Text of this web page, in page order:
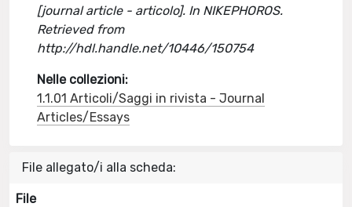
[journal article - articolo]. In NIKEPHOROS.
Retrieved from
http://hdl.handle.net/10446/150754
Nelle collezioni:
1.1.01 Articoli/Saggi in rivista - Journal
Articles/Essays
File allegato/i alla scheda:
File